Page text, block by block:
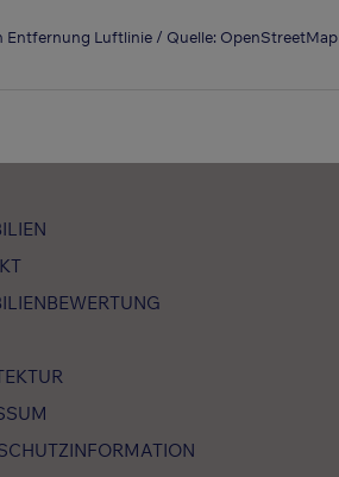
Entfernung Luftlinie / Quelle: OpenStreetMap